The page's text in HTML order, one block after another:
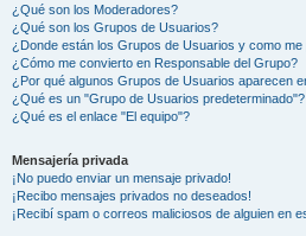
¿Qué son los Moderadores?
¿Qué son los Grupos de Usuarios?
¿Donde están los Grupos de Usuarios y como me
¿Cómo me convierto en Responsable del Grupo?
¿Por qué algunos Grupos de Usuarios aparecen
¿Qué es un "Grupo de Usuarios predeterminado"?
¿Qué es el enlace "El equipo"?
Mensajería privada
¡No puedo enviar un mensaje privado!
¡Recibo mensajes privados no deseados!
¡Recibí spam o correos maliciosos de alguien en